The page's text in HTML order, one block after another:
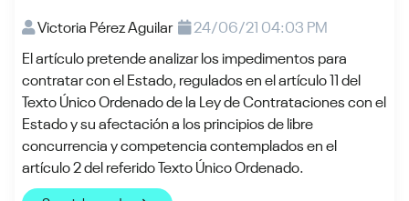
Victoria Pérez Aguilar
24/06/21 04:03 PM
El artículo pretende analizar los impedimentos para
contratar con el Estado, regulados en el artículo 11 del
Texto Único Ordenado de la Ley de Contrataciones con el
Estado y su afectación a los principios de libre
concurrencia y competencia contemplados en el
artículo 2 del referido Texto Único Ordenado.